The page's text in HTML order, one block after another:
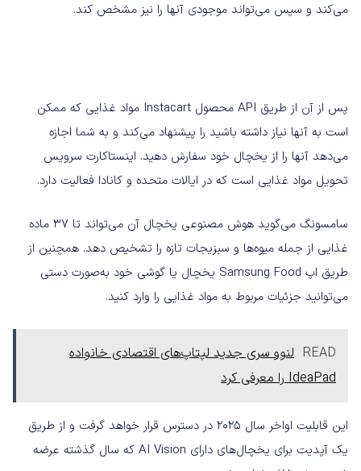
می‌کند و سپس می‌تواند موجودی آنها را نیز مشخص کند.
پس از آن از طریق API محصول Instacart مواد غذایی که ممکن
است به آنها نیاز داشته باشید را پیشنهاد می‌کند و به شما اجازه
می‌دهد آنها را از یخچال خود سفارش دهید. اینستاکارت سرویس
تحویل مواد غذایی است که در ایالات متحده و کانادا فعالیت دارد.
سامسونگ می‌گوید هوش مصنوعی یخچال آن می‌تواند تا 37 ماده
غذایی از جمله میوه‌ها و سبزیجات تازه را تشخیص دهد. همچنین از
طریق اپ Samsung Food یخچال یا گوشی خود به‌صورت دستی
می‌توانید جزئیات مربوط به مواد غذایی را وارد کنید.
READ لنوو سری جدید لپتاپ‌های اقتصادی خانواده
IdeaPad را معرفی کرد
این قابلیت اواخر سال 2025 در دسترس قرار خواهد گرفت و از طریق
یک آپدیت برای یخچال‌های دارای AI Vision که سال گذشته عرضه